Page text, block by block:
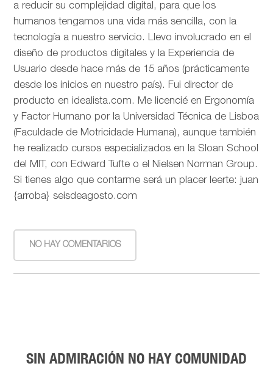
a reducir su complejidad digital, para que los
humanos tengamos una vida más sencilla, con la
tecnología a nuestro servicio. Llevo involucrado en el
diseño de productos digitales y la Experiencia de
Usuario desde hace más de 15 años (prácticamente
desde los inicios en nuestro país). Fui director de
producto en idealista.com. Me licencié en Ergonomía
y Factor Humano por la Universidad Técnica de Lisboa
(Faculdade de Motricidade Humana), aunque también
he realizado cursos especializados en la Sloan School
del MIT, con Edward Tufte o el Nielsen Norman Group.
Si tienes algo que contarme será un placer leerte: juan
{arroba} seisdeagosto.com
NO HAY COMENTARIOS
SIN ADMIRACIÓN NO HAY COMUNIDAD